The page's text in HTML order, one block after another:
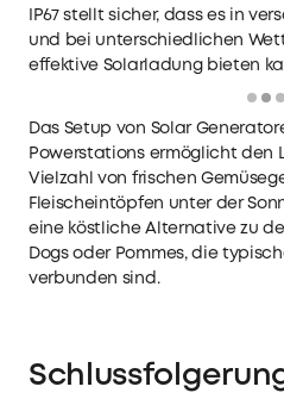
IP67 stellt sicher, dass es in
und bei unterschiedlichen
effektive Solarladung bieten
Das Setup von Solar
Powerstations ermöglicht den
Vielzahl von frischen
Fleischeintöpfen unter der
eine köstliche Alternative zu
Dogs oder Pommes, die
verbunden sind.